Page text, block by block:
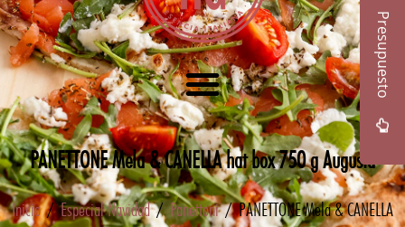
PANETTONE Mela & CANELLA hat box 750 g Augusta
Inicio/Especial Navidad/Panettoni/ PANETTONE Mela & CANELLA
Presupuesto